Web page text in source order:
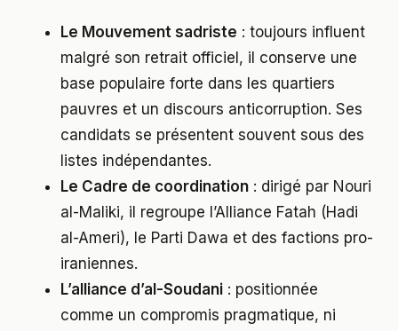
Le Mouvement sadriste : toujours influent
malgré son retrait officiel, il conserve une
base populaire forte dans les quartiers
pauvres et un discours anticorruption. Ses
candidats se présentent souvent sous des
listes indépendantes.
Le Cadre de coordination : dirigé par Nouri
al-Maliki, il regroupe l’Alliance Fatah (Hadi
al-Ameri), le Parti Dawa et des factions pro-
iraniennes.
L’alliance d’al-Soudani : positionnée
comme un compromis pragmatique, ni